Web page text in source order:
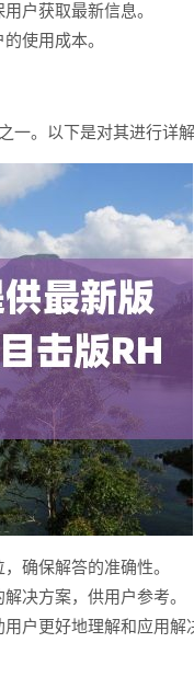
户获取最新信息。
使用成本。
。以下是对其进行详
确保解答的准确性。
决方案，供用户参考。
户更好地理解和应用解